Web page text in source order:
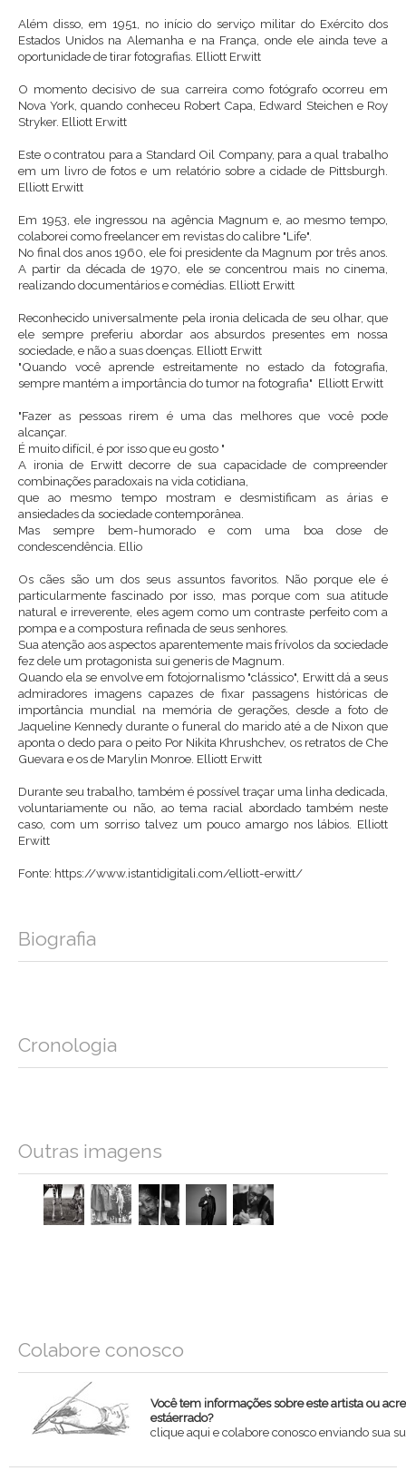
Além disso, em 1951, no início do serviço militar do Exército dos
Estados Unidos na Alemanha e na França, onde ele ainda teve a
oportunidade de tirar fotografias. Elliott Erwitt
O momento decisivo de sua carreira como fotógrafo ocorreu em
Nova York, quando conheceu Robert Capa, Edward Steichen e Roy
Stryker. Elliott Erwitt
Este o contratou para a Standard Oil Company, para a qual trabalho
em um livro de fotos e um relatório sobre a cidade de Pittsburgh.
Elliott Erwitt
Em 1953, ele ingressou na agência Magnum e, ao mesmo tempo,
colaborei como freelancer em revistas do calibre "Life".
No final dos anos 1960, ele foi presidente da Magnum por três anos.
A partir da década de 1970, ele se concentrou mais no cinema,
realizando documentários e comédias. Elliott Erwitt
Reconhecido universalmente pela ironia delicada de seu olhar, que
ele sempre preferiu abordar aos absurdos presentes em nossa
sociedade, e não a suas doenças. Elliott Erwitt
"Quando você aprende estreitamente no estado da fotografia,
sempre mantém a importância do tumor na fotografia" Elliott Erwitt
"Fazer as pessoas rirem é uma das melhores que você pode
alcançar.
É muito difícil, é por isso que eu gosto "
A ironia de Erwitt decorre de sua capacidade de compreender
combinações paradoxais na vida cotidiana,
que ao mesmo tempo mostram e desmistificam as árias e
ansiedades da sociedade contemporânea.
Mas sempre bem-humorado e com uma boa dose de
condescendência. Ellio
Os cães são um dos seus assuntos favoritos. Não porque ele é
particularmente fascinado por isso, mas porque com sua atitude
natural e irreverente, eles agem como um contraste perfeito com a
pompa e a compostura refinada de seus senhores.
Sua atenção aos aspectos aparentemente mais frívolos da sociedade
fez dele um protagonista sui generis de Magnum.
Quando ela se envolve em fotojornalismo "clássico", Erwitt dá a seus
admiradores imagens capazes de fixar passagens históricas de
importância mundial na memória de gerações, desde a foto de
Jaqueline Kennedy durante o funeral do marido até a de Nixon que
aponta o dedo para o peito Por Nikita Khrushchev, os retratos de Che
Guevara e os de Marylin Monroe. Elliott Erwitt
Durante seu trabalho, também é possível traçar uma linha dedicada,
voluntariamente ou não, ao tema racial abordado também neste
caso, com um sorriso talvez um pouco amargo nos lábios. Elliott
Erwitt
Fonte: https://www.istantidigitali.com/elliott-erwitt/
Biografia
Cronologia
Outras imagens
Colabore conosco
Você tem informações sobre este artista ou
estáerrado?
clique aqui e colabore conosco enviando sua